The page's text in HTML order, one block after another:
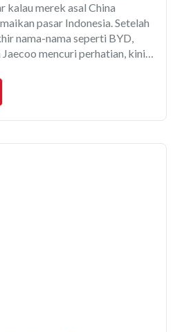
kalau merek asal China
pasar Indonesia. Setelah
nama-nama seperti BYD,
mencuri perhatian, kini
Gaikindo Indonesia
(GIIAS) 2026. Pabrikan asal